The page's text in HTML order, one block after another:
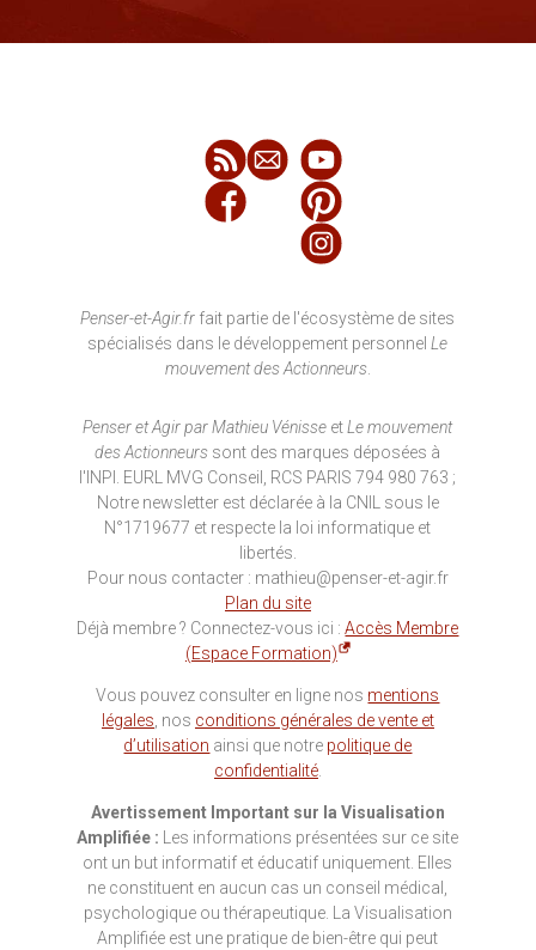
Penser-et-Agir.fr fait partie de l'écosystème de sites
spécialisés dans le développement personnelLe
mouvement des Actionneurs.
Penser et Agir par Mathieu Vénisse et Le mouvement
des Actionneurs sont des marques déposées à
l'INPI. EURL MVG Conseil, RCS PARIS 794 980 763 ;
Notre newsletter est déclarée à la CNIL sous le
N°1719677 et respecte la loi informatique et
libertés.
Pour nous contacter : mathieu@penser-et-agir.fr
Plan du site
Déjà membre ? Connectez-vous ici :Accès Membre
(Espace Formation)
Vous pouvez consulter en ligne nos mentions
légales , nos conditions générales de vente et
d’utilisation ainsi que notre politique de
confidentialité.
Avertissement Important sur la Visualisation
Amplifiée : Les informations présentées sur ce site
ont un but informatif et éducatif uniquement. Elles
ne constituent en aucun cas un conseil médical,
psychologique ou thérapeutique. La Visualisation
Amplifiée est une pratique de bien-être qui peut